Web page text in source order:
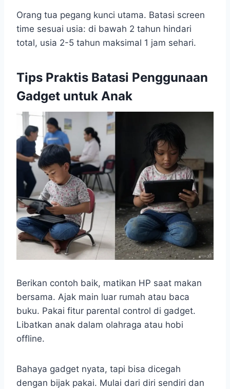
Orang tua pegang kunci utama. Batasi screen
time sesuai usia: di bawah 2 tahun hindari
total, usia 2-5 tahun maksimal 1 jam sehari.
Tips Praktis Batasi Penggunaan
Gadget untuk Anak
Berikan contoh baik, matikan HP saat makan
bersama. Ajak main luar rumah atau baca
buku. Pakai fitur parental control di gadget.
Libatkan anak dalam olahraga atau hobi
offline.
Bahaya gadget nyata, tapi bisa dicegah
dengan bijak pakai. Mulai dari diri sendiri dan